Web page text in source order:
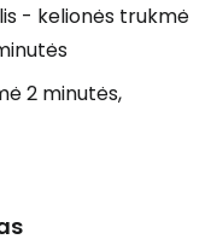
- kelionės trukmė
2 minutės,